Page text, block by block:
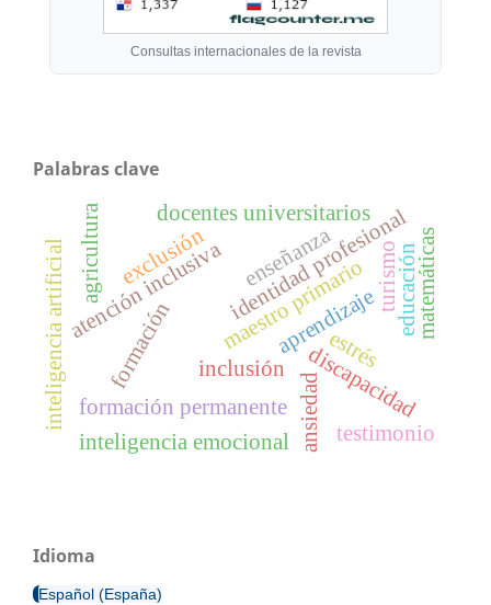
Consultas internacionales de la revista
Palabras clave
formación
atención inclusivaidentidad profesional
enseñanza
aprendizaje
inclusión
exclusión
discapacidad
inteligencia artificial estrés
ansiedad
docentes universitarios
formación permanente
maestro primario
agricultura turismo
inteligencia emocional
educaciónmatemáticas
testimonio
Idioma
Español (España)